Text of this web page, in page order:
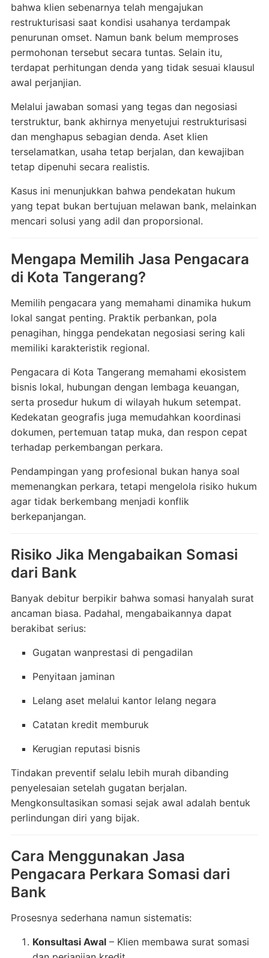
bahwa klien sebenarnya telah mengajukan
restrukturisasi saat kondisi usahanya terdampak
penurunan omset. Namun bank belum memproses
permohonan tersebut secara tuntas. Selain itu,
terdapat perhitungan denda yang tidak sesuai klausul
awal perjanjian.
Melalui jawaban somasi yang tegas dan negosiasi
terstruktur, bank akhirnya menyetujui restrukturisasi
dan menghapus sebagian denda. Aset klien
terselamatkan, usaha tetap berjalan, dan kewajiban
tetap dipenuhi secara realistis.
Kasus ini menunjukkan bahwa pendekatan hukum
yang tepat bukan bertujuan melawan bank, melainkan
mencari solusi yang adil dan proporsional.
Mengapa Memilih Jasa Pengacara
di Kota Tangerang?
Memilih pengacara yang memahami dinamika hukum
lokal sangat penting. Praktik perbankan, pola
penagihan, hingga pendekatan negosiasi sering kali
memiliki karakteristik regional.
Pengacara di Kota Tangerang memahami ekosistem
bisnis lokal, hubungan dengan lembaga keuangan,
serta prosedur hukum di wilayah hukum setempat.
Kedekatan geografis juga memudahkan koordinasi
dokumen, pertemuan tatap muka, dan respon cepat
terhadap perkembangan perkara.
Pendampingan yang profesional bukan hanya soal
memenangkan perkara, tetapi mengelola risiko hukum
agar tidak berkembang menjadi konflik
berkepanjangan.
Risiko Jika Mengabaikan Somasi
dari Bank
Banyak debitur berpikir bahwa somasi hanyalah surat
ancaman biasa. Padahal, mengabaikannya dapat
berakibat serius:
Gugatan wanprestasi di pengadilan
Penyitaan jaminan
Lelang aset melalui kantor lelang negara
Catatan kredit memburuk
Kerugian reputasi bisnis
Tindakan preventif selalu lebih murah dibanding
penyelesaian setelah gugatan berjalan.
Mengkonsultasikan somasi sejak awal adalah bentuk
perlindungan diri yang bijak.
Cara Menggunakan Jasa
Pengacara Perkara Somasi dari
Bank
Prosesnya sederhana namun sistematis:
Konsultasi Awal– Klien membawa surat somasi